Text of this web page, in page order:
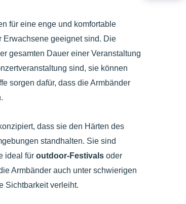
für eine enge und komfortable
Erwachsene geeignet sind. Die
gesamten Dauer einer Veranstaltung
sind, sie können
sorgen dafür, dass die Armbänder
dass sie den Härten des
standhalten. Sie sind
ideal für outdoor-Festivals oder
Armbänder auch unter schwierigen
Sichtbarkeit verleiht.